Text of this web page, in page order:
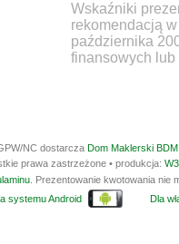
Wskaźniki
rekomendacją
października
finansowych lub
NC dostarcza Dom Maklerski
prawa zastrzeżone • produkcja:
. Prezentowanie kwotowania
systemu Android Dla